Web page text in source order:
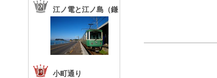
江ノ電と江ノ島（鎌
倉高校前駅）
小町通り